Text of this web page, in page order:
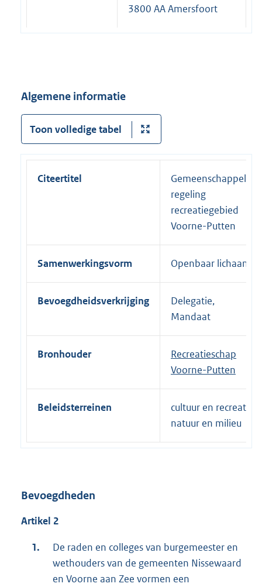
3800 AA Amersfoort
Algemene informatie
Toon volledige tabel
Citeertitel
Gemeenschappelijke
regeling
recreatiegebied
Voorne-Putten
Samenwerkingsvorm Openbaar lichaam
Bevoegdheidsverkrijging
Delegatie,
Mandaat
Bronhouder
Recreatieschap
Voorne-Putten
Beleidsterreinen
cultuur en recreatie,
natuur en milieu
Bevoegdheden
Artikel 2
De raden en colleges van burgemeester en
wethouders van de gemeenten Nissewaard
en Voorne aan Zee vormen een